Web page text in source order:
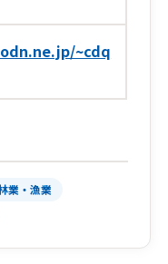
~cdq
業・漁業